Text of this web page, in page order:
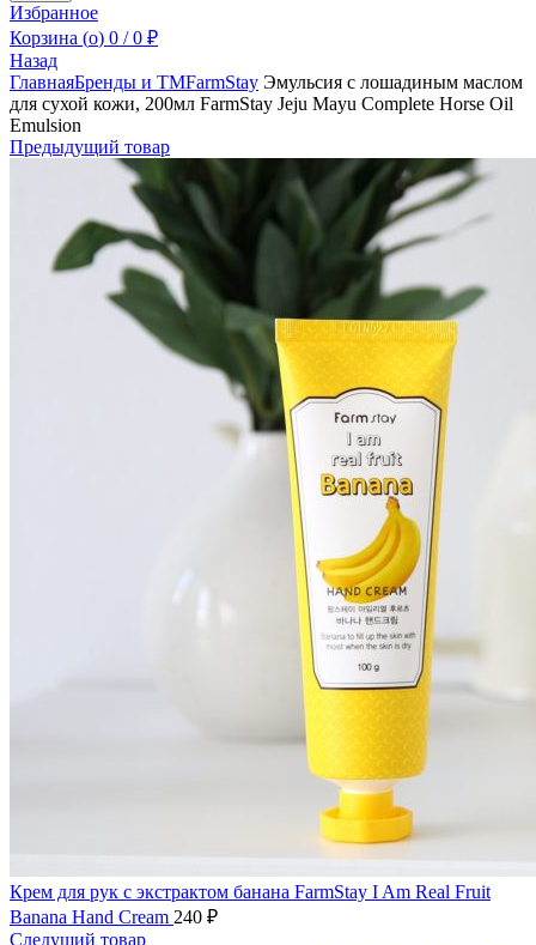
Избранное
Корзина (o) 0 / 0 ₽
Назад
ГлавнаяБренды и ТМFarmStay Эмульсия с лошадиным маслом
для сухой кожи, 200мл FarmStay Jeju Mayu Complete Horse Oil
Emulsion
Предыдущий товар
Крем для рук с экстрактом банана FarmStay I Am Real Fruit
Banana Hand Cream 240 ₽
Следущий товар